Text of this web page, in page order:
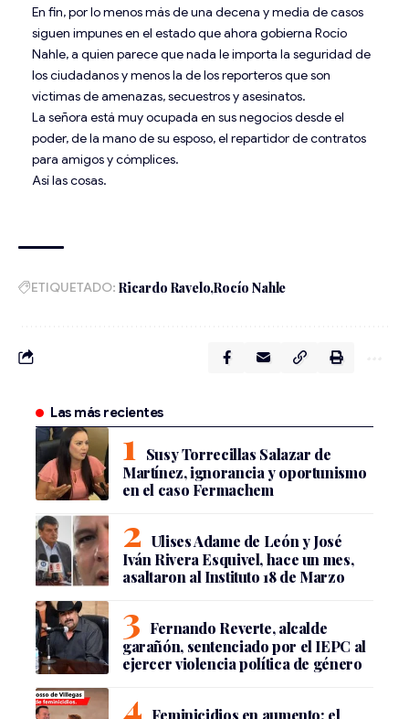
En fin, por lo menos más de una decena y media de casos
siguen impunes en el estado que ahora gobierna Rocío
Nahle, a quien parece que nada le importa la seguridad de
los ciudadanos y menos la de los reporteros que son
víctimas de amenazas, secuestros y asesinatos.
La señora está muy ocupada en sus negocios desde el
poder, de la mano de su esposo, el repartidor de contratos
para amigos y cómplices.
Así las cosas.
ETIQUETADO: Ricardo Ravelo Rocío Nahle
Las más recientes
Susy Torrecillas Salazar de
Martínez, ignorancia y oportunismo
en el caso Fermachem
Ulises Adame de León y José
Iván Rivera Esquivel, hace un mes,
asaltaron al Instituto 18 de Marzo
Fernando Reverte, alcalde
garañón, sentenciado por el IEPC al
ejercer violencia política de género
Feminicidios en aumento: el